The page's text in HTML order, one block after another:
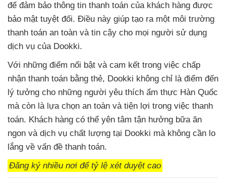
để đảm bảo thông tin thanh toán của khách hàng được
bảo mật tuyệt đối. Điều này giúp tạo ra một môi trường
thanh toán an toàn và tin cậy cho mọi người sử dụng
dịch vụ của Dookki.
Với những điểm nổi bật và cam kết trong việc chấp
nhận thanh toán bằng thẻ, Dookki không chỉ là điểm đến
lý tưởng cho những người yêu thích ẩm thực Hàn Quốc
mà còn là lựa chọn an toàn và tiện lợi trong việc thanh
toán. Khách hàng có thể yên tâm tận hưởng bữa ăn
ngon và dịch vụ chất lượng tại Dookki mà không cần lo
lắng về vấn đề thanh toán.
Đăng ký nhiều nơi để tỷ lệ xét duyệt cao